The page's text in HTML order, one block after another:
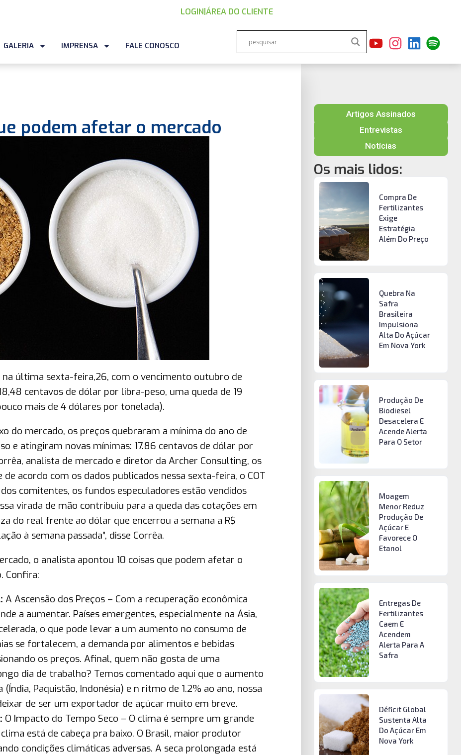
LOGIN |ÁREA DO CLIENTE
GALERIA IMPRENSA FALE CONOSCO
podem afetar o mercado
última sexta-feira,26, com o vencimento outubro de
centavos de dólar por libra-peso, uma queda de 19
mais de 4 dólares por tonelada).
do mercado, os preços quebraram a mínima do ano de
e atingiram novas mínimas: 17.86 centavos de dólar por
analista de mercado e diretor da Archer Consulting, os
acordo com os dados publicados nessa sexta-feira, o COT
comitentes, os fundos especuladores estão vendidos
virada de mão contribuiu para a queda das cotações em
do real frente ao dólar que encerrou a semana a R$
à semana passada”, disse Corrêa.
o analista apontou 10 coisas que podem afetar o
Confira:
A Ascensão dos Preços – Com a recuperação econômica
a aumentar. Países emergentes, especialmente na Ásia,
o que pode levar a um aumento no consumo de
se fortalecem, a demanda por alimentos e bebidas
os preços. Afinal, quem não gosta de uma
dia de trabalho? Temos comentado aqui que o aumento
Paquistão, Indonésia) e n ritmo de 1.2% ao ano, nossa
de ser um exportador de açúcar muito em breve.
O Impacto do Tempo Seco – O clima é sempre um grande
está de cabeça pra baixo. O Brasil, maior produtor
condições climáticas adversas. A seca prolongada está
Artigos Assinados
Entrevistas
Notícias
Os mais lidos:
Compra De
Fertilizantes
Exige
Estratégia
Além Do Preço
Quebra Na
Safra
Brasileira
Impulsiona
Alta Do Açúcar
Em Nova York
Produção De
Biodiesel
Desacelera E
Acende Alerta
Para O Setor
Moagem
Menor Reduz
Produção De
Açúcar E
Favorece O
Etanol
Entregas De
Fertilizantes
Caem E
Acendem
Alerta Para A
Safra
Déficit Global
Sustenta Alta
Do Açúcar Em
Nova York